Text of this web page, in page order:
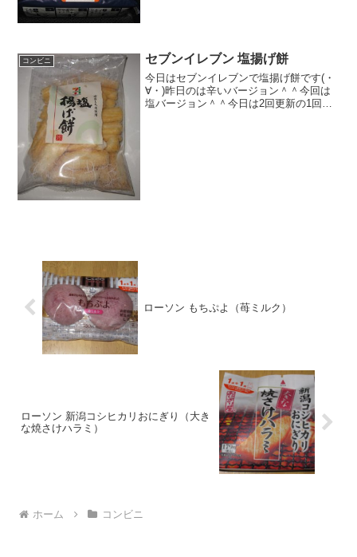
コンビニ セブンイレブン 塩揚げ餅
今日はセブンイレブンで塩揚げ餅です(・
∀・)昨日のは辛いバージョン＾＾今回は
塩バージョン＾＾今日は2回更新の1回目
ローソン もちぷよ（苺ミルク）
ローソン 新潟コシヒカリおにぎり（大き
な焼さけハラミ）
ホーム コンビニ